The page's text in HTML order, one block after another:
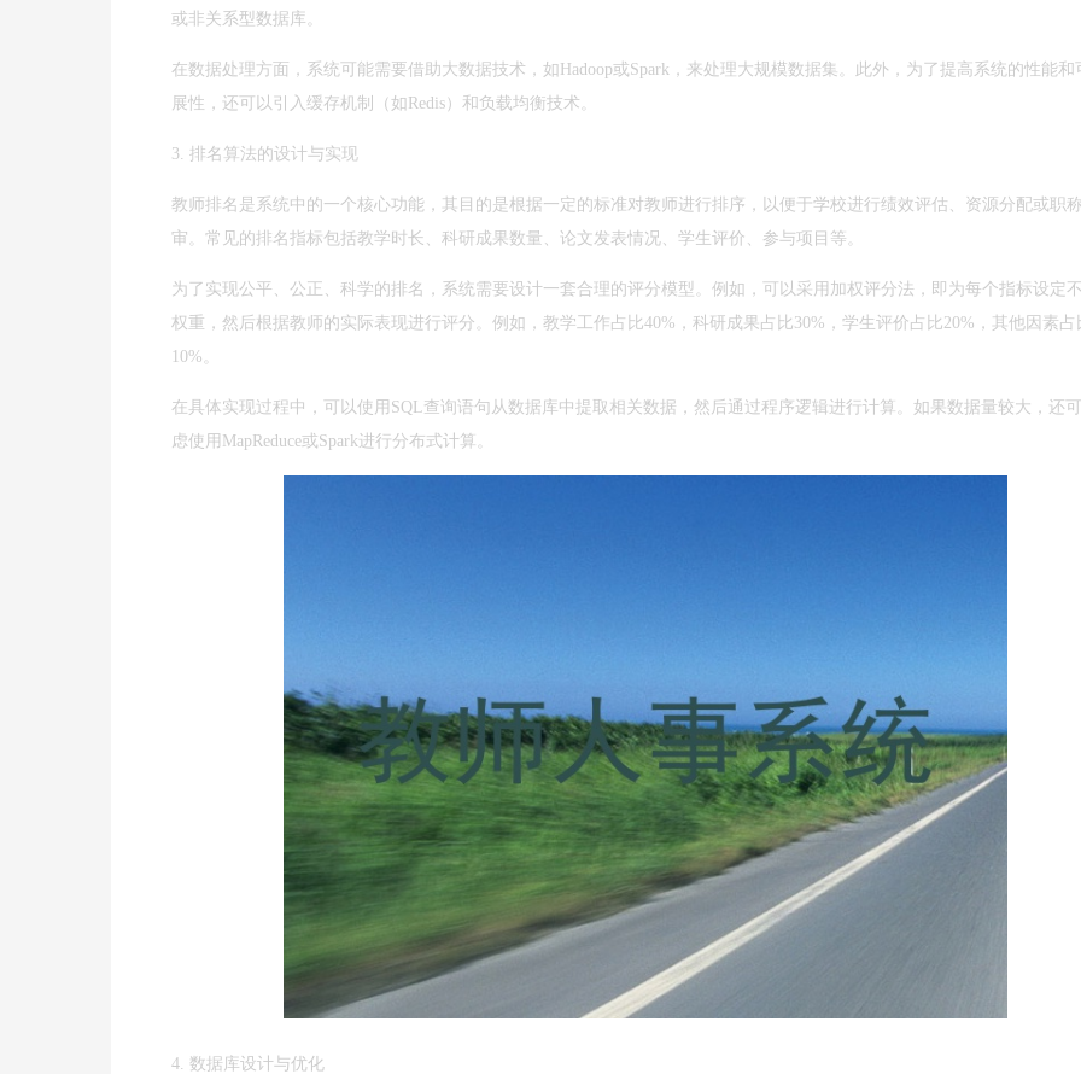
或非关系型数据库。
在数据处理方面，系统可能需要借助大数据技术，如Hadoop或Spark，来处理大规模数据集。此外，为了提高系统的性能和
展性，还可以引入缓存机制（如Redis）和负载均衡技术。
3. 排名算法的设计与实现
教师排名是系统中的一个核心功能，其目的是根据一定的标准对教师进行排序，以便于学校进行绩效评估、资源分配或职
审。常见的排名指标包括教学时长、科研成果数量、论文发表情况、学生评价、参与项目等。
为了实现公平、公正、科学的排名，系统需要设计一套合理的评分模型。例如，可以采用加权评分法，即为每个指标设定
权重，然后根据教师的实际表现进行评分。例如，教学工作占比40%，科研成果占比30%，学生评价占比20%，其他因素占
10%。
在具体实现过程中，可以使用SQL查询语句从数据库中提取相关数据，然后通过程序逻辑进行计算。如果数据量较大，还
虑使用MapReduce或Spark进行分布式计算。
4. 数据库设计与优化